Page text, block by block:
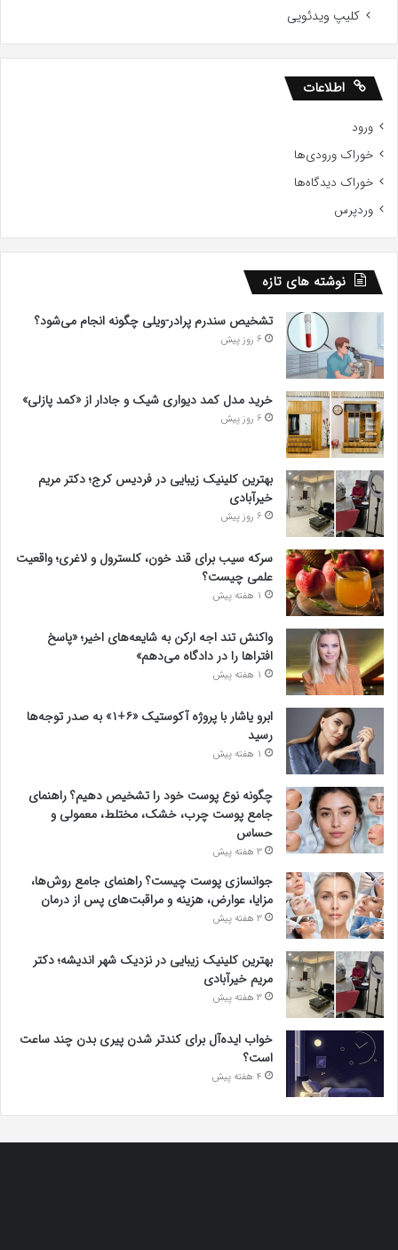
کلیپ ویدئویی
اطلاعات
ورود
خوراک ورودی‌ها
خوراک دیدگاه‌ها
وردپرس
نوشته های تازه
تشخیص سندرم پرادر-ویلی چگونه انجام می‌شود؟
6 روز پیش
خرید مدل کمد دیواری شیک و جادار از «کمد پازلی»
6 روز پیش
بهترین کلینیک زیبایی در فردیس کرج؛ دکتر مریم
خیرآبادی
6 روز پیش
سرکه سیب برای قند خون، کلسترول و لاغری؛ واقعیت
علمی چیست؟
1 هفته پیش
واکنش تند اجه ارکن به شایعه‌های اخیر؛ «پاسخ
افتراها را در دادگاه می‌دهم»
1 هفته پیش
ابرو یاشار با پروژه آکوستیک «۶+۱» به صدر توجه‌ها
رسید
1 هفته پیش
چگونه نوع پوست خود را تشخیص دهیم؟ راهنمای
جامع پوست چرب، خشک، مختلط، معمولی و
حساس
3 هفته پیش
جوانسازی پوست چیست؟ راهنمای جامع روش‌ها،
مزایا، عوارض، هزینه و مراقبت‌های پس از درمان
3 هفته پیش
بهترین کلینیک زیبایی در نزدیک شهر اندیشه؛ دکتر
مریم خیرآبادی
3 هفته پیش
خواب ایده‌آل برای کندتر شدن پیری بدن چند ساعت
است؟
4 هفته پیش